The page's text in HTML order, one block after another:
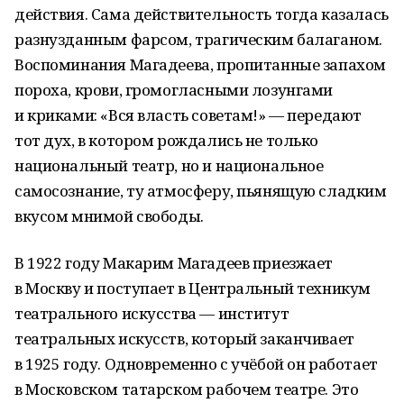
действия. Сама действительность тогда казалась
разнузданным фарсом, трагическим балаганом.
Воспоминания Магадеева, пропитанные запахом
пороха, крови, громогласными лозунгами
и криками: «Вся власть советам!» — передают
тот дух, в котором рождались не только
национальный театр, но и национальное
самосознание, ту атмосферу, пьянящую сладким
вкусом мнимой свободы.
В 1922 году Макарим Магадеев приезжает
в Москву и поступает в Центральный техникум
театрального искусства — институт
театральных искусств, который заканчивает
в 1925 году. Одновременно с учёбой он работает
в Московском татарском рабочем театре. Это